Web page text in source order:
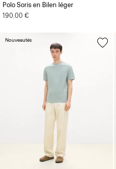
Polo Soris en Bilen léger
190.00 €
Nouveautés